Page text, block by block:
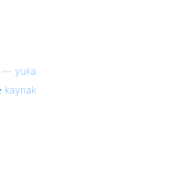
yuka
kaynak